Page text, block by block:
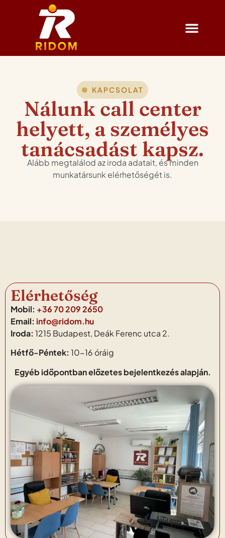
KAPCSOLAT
Nálunk call center
helyett, a személyes
tanácsadást kapsz.
Alább megtalálod az iroda adatait, és minden
munkatársunk elérhetőségét is.
Elérhetőség
Mobil: +36 70 209 2650
Email: info@ridom.hu
Iroda: 1215 Budapest, Deák Ferenc utca 2.
Hétfő-Péntek: 10-16 óráig
Egyéb időpontban előzetes bejelentkezés alapján.